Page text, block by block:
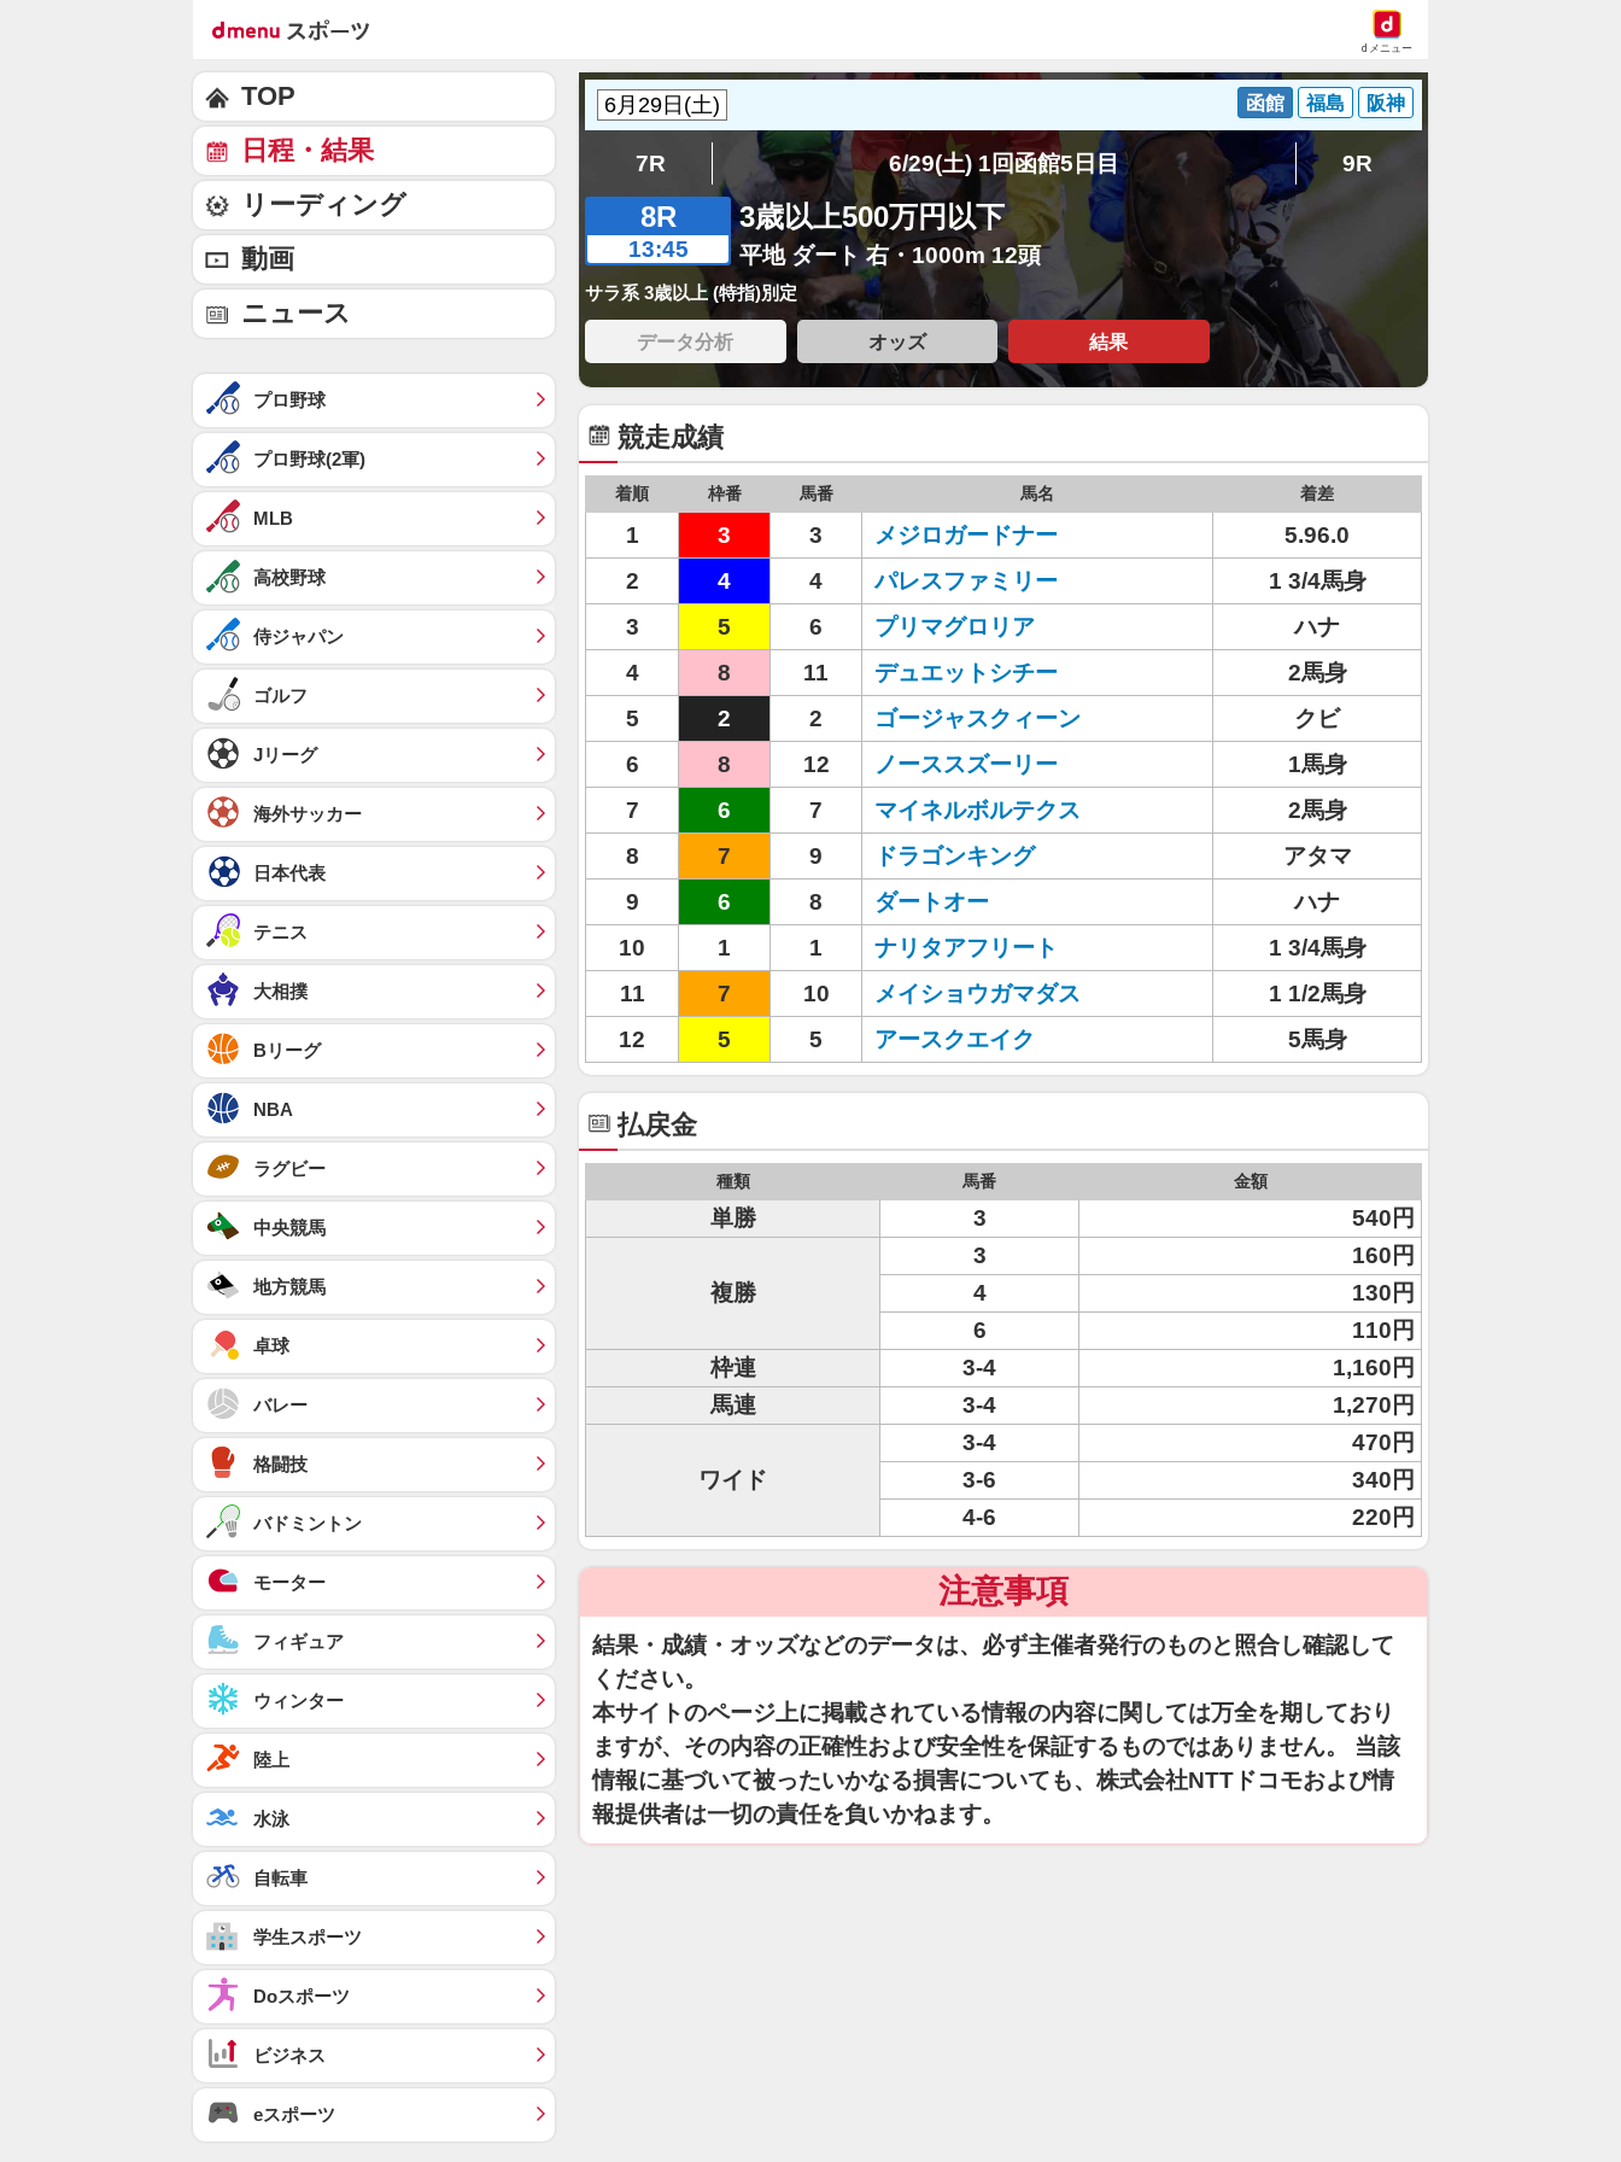
dメニュー
函館 福島 阪神
7R 6/29(土) 1回函館5日目 9R
8R
13:45
3歳以上500万円以下
平地 ダート 右・1000m 12頭
サラ系 3歳以上 (特指)別定
データ分析 オッズ 結果
競走成績
着順 枠番 馬番 馬名 着差
1 3 3 メジロガードナー
5.96.0
2
4 4 パレスファミリー
1 3/4馬身
3
5 6 プリマグロリア
ハナ
4
8 11 デュエットシチー
2馬身
5
2 2 ゴージャスクィーン
クビ
6
8 12 ノーススズーリー
1馬身
7
6 7 マイネルボルテクス
2馬身
8
7 9 ドラゴンキング
アタマ
9
6 8 ダートオー
ハナ
10
1 1 ナリタアフリート
1 3/4馬身
11
7 10 メイショウガマダス
1 1/2馬身
12
5 5 アースクエイク 5馬身
払戻金
種類 馬番 金額
単勝 3 540円
複勝
3
160円
4
130円
6
110円
枠連
3-4
1,160円
馬連
3-4 1,270円
ワイド
3-4
470円
3-6
340円
4-6
220円
注意事項
結果・成績・オッズなどのデータは、必ず主催者発行のものと照合し確認して
ください。
本サイトのページ上に掲載されている情報の内容に関しては万全を期しており
ますが、その内容の正確性および安全性を保証するものではありません。 当該
情報に基づいて被ったいかなる損害についても、株式会社NTTドコモおよび情
報提供者は一切の責任を負いかねます。
TOP
日程・結果
リーディング
動画
ニュース
プロ野球
プロ野球(2軍)
MLB
高校野球
侍ジャパン
ゴルフ
Jリーグ
海外サッカー
日本代表
テニス
大相撲
Bリーグ
NBA
ラグビー
中央競馬
地方競馬
卓球
バレー
格闘技
バドミントン
モーター
フィギュア
ウィンター
陸上
水泳
自転車
学生スポーツ
Doスポーツ
ビジネス
eスポーツ